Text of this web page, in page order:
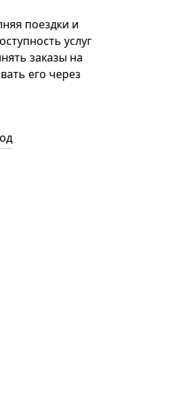
поездки и
услуг
заказы на
его через